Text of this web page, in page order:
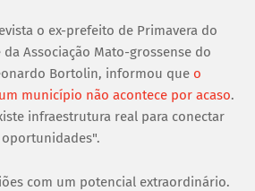
o ex-prefeito de Primavera do
Associação Mato-grossense do
Bortolin, informou que o
município não acontece por acaso.
infraestrutura real para conectar
com um potencial extraordinário.